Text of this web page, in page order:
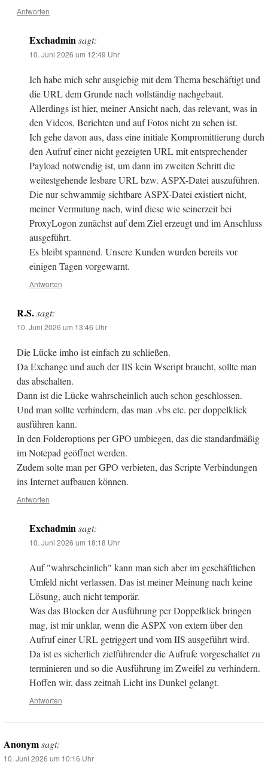
Antworten
Exchadmin sagt:
10. Juni 2026 um 12:49 Uhr
Ich habe mich sehr ausgiebig mit dem Thema beschäftigt und
die URL dem Grunde nach vollständig nachgebaut.
Allerdings ist hier, meiner Ansicht nach, das relevant, was in
den Videos, Berichten und auf Fotos nicht zu sehen ist.
Ich gehe davon aus, dass eine initiale Kompromittierung durch
den Aufruf einer nicht gezeigten URL mit entsprechender
Payload notwendig ist, um dann im zweiten Schritt die
weitestgehende lesbare URL bzw. ASPX-Datei auszuführen.
Die nur schwammig sichtbare ASPX-Datei existiert nicht,
meiner Vermutung nach, wird diese wie seinerzeit bei
ProxyLogon zunächst auf dem Ziel erzeugt und im Anschluss
ausgeführt.
Es bleibt spannend. Unsere Kunden wurden bereits vor
einigen Tagen vorgewarnt.
Antworten
R.S. sagt:
10. Juni 2026 um 13:46 Uhr
Die Lücke imho ist einfach zu schließen.
Da Exchange und auch der IIS kein Wscript braucht, sollte man
das abschalten.
Dann ist die Lücke wahrscheinlich auch schon geschlossen.
Und man sollte verhindern, das man .vbs etc. per doppelklick
ausführen kann.
In den Folderoptions per GPO umbiegen, das die standardmäßig
im Notepad geöffnet werden.
Zudem solte man per GPO verbieten, das Scripte Verbindungen
ins Internet aufbauen können.
Antworten
Exchadmin sagt:
10. Juni 2026 um 18:18 Uhr
Auf "wahrscheinlich" kann man sich aber im geschäftlichen
Umfeld nicht verlassen. Das ist meiner Meinung nach keine
Lösung, auch nicht temporär.
Was das Blocken der Ausführung per Doppelklick bringen
mag, ist mir unklar, wenn die ASPX von extern über den
Aufruf einer URL getriggert und vom IIS ausgeführt wird.
Da ist es sicherlich zielführender die Aufrufe vorgeschaltet zu
terminieren und so die Ausführung im Zweifel zu verhindern.
Hoffen wir, dass zeitnah Licht ins Dunkel gelangt.
Antworten
Anonymsagt:
10. Juni 2026 um 10:16 Uhr